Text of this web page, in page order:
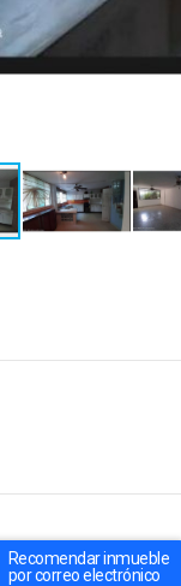
Recomendar inmueble
por correo electrónico